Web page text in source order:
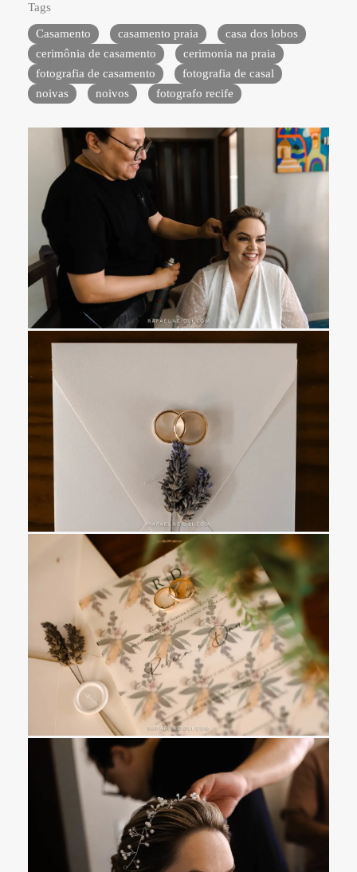
Tags
Casamento casamento praia
casa dos lobos
cerimônia de casamento
cerimonia na praia
fotografia de casamento
fotografia de casal
noivas
noivos fotografo recife